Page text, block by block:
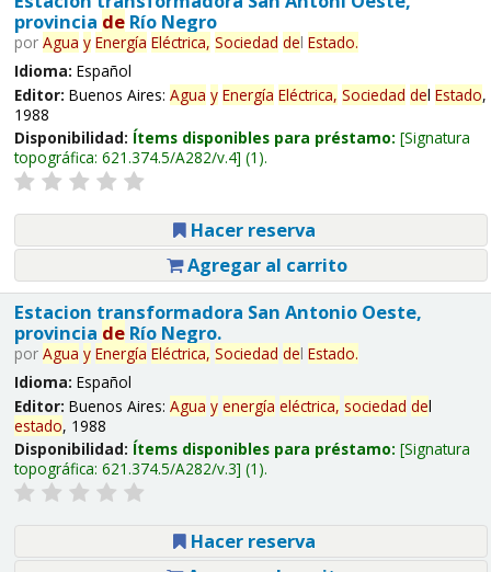
provincia deRío Negro
por Agua y Energía Eléctrica, Sociedad del Estado.
Idioma: Español
Editor: Buenos Aires: Agua y Energía Eléctrica, Sociedad del Estado,
1988
Disponibilidad: Ítems disponibles para préstamo: Signatura
topográfica: 621.374.5/A282/v.4 (1).
Hacer reserva
Agregar al carrito
Estacion transformadora San Antonio Oeste,
provincia deRío Negro.
por Agua y Energía Eléctrica, Sociedad del Estado.
Idioma: Español
Editor: Buenos Aires: Agua y energía eléctrica, sociedad del
estado, 1988
Disponibilidad: Ítems disponibles para préstamo: Signatura
topográfica: 621.374.5/A282/v.3 (1).
Hacer reserva